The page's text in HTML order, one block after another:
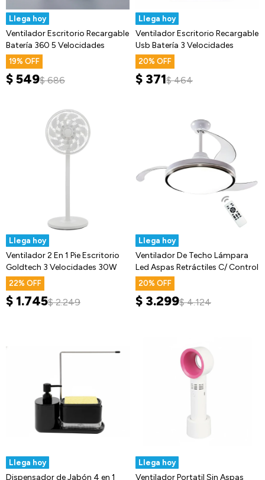
Llega hoy
Ventilador Escritorio Recargable
Batería 360 5 Velocidades
19
$549$ 686
Llega hoy
Ventilador Escritorio Recargable
Usb Batería 3 Velocidades
20
$ 371$ 464
Llega hoy
Ventilador 2 En 1 Pie Escritorio
Goldtech 3 Velocidades 30W
22
$ 1.745$ 2.249
Llega hoy
Ventilador De Techo Lámpara
Led Aspas Retráctiles C/ Control
20
$ 3.299$ 4.124
Llega hoy
Dispensador de Jabón 4 en 1
Llega hoy
Ventilador Portatil Sin Aspas